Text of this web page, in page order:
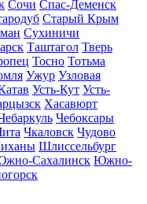
Сочи Спас-Деменск
Старый Крым
Сухиничи
Таштагол Тверь
Тосно Тотьма
Ужур Узловая
Усть-Кут Усть-
Хасавюрт
Чебоксары
Чкаловск Чудово
Шлиссельбург
Сахалинск Южно-